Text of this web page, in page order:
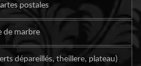
postales
de marbre
dépareillés, theillere, plateau)